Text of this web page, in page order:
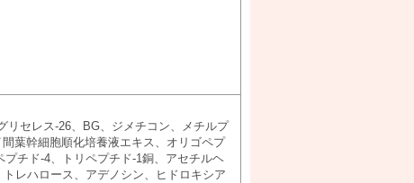
リセレス-26、BG、ジメチコン、メチルプ
葉幹細胞順化培養液エキス、オリゴペプ
チド-4、トリペプチド-1銅、アセチルヘ
レハロース、アデノシン、ヒドロキシア